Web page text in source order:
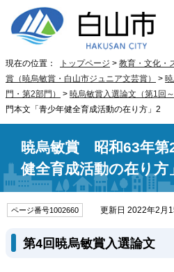
現在の位置： トップページ > 教育・文化・
賞（暁烏敏賞・白山市ジュニア文芸賞）
>
門・第2部門）
> 暁烏敏賞入選論文（第1回～
門本文「青少年健全育成活動の在り方」2
暁烏敏賞 昭和63年第
健全育成活動の在り方
ページ番号1002660 更新日 2022年2月
第4回暁烏敏賞入選論文